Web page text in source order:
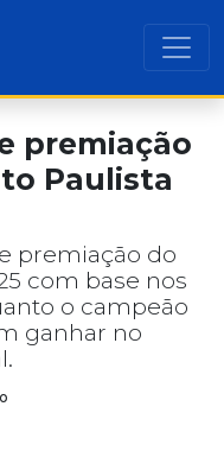
premiação
Paulista
premiação do
com base nos
o campeão
ganhar no